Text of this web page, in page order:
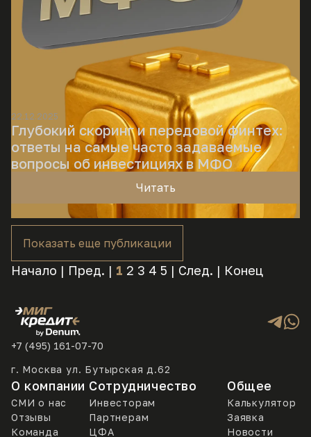
22.12.2025
Глубокий скоринг и передовой финтех:
ответы на самые часто задаваемые
вопросы об инвестициях в МФО
Читать
Показать еще публикации
Начало | Пред. | 1 2 3 4 5 | След. | Конец
О компании
СМИ о нас
Отзывы
Команда
Сотрудничество
Инвесторам
Партнерам
ЦФА
Общее
Калькулятор
Заявка
Новости
+7 (495) 161-07-70
г. Москва ул. Бутырская д.62